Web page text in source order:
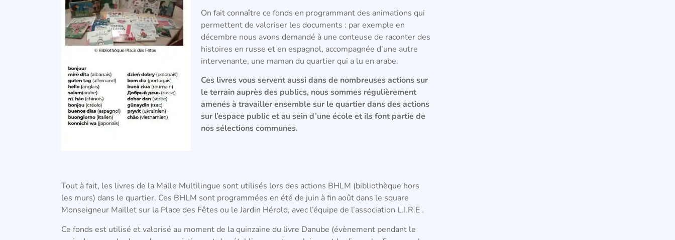
On fait connaître ce fonds en programmant des animations qui
permettent de valoriser les documents : par exemple en
décembre nous avons demandé à une conteuse de raconter des
histoires en russe et en espagnol, accompagnée d’une autre
intervenante, une maman du quartier qui a lu en arabe.
Ces livres vous servent aussi dans de nombreuses actions sur
le terrain auprès des publics, nous sommes régulièrement
amenés à travailler ensemble sur le quartier dans des actions
sur l’espace public et au sein d’une école et ils font partie de
nos sélections communes.
Tout à fait, les livres de la Malle Multilingue sont utilisés lors des actions BHLM (bibliothèque hors
les murs) dans le quartier. Ces BHLM sont programmées en été de juin à fin août dans le square
Monseigneur Maillet sur la Place des Fêtes ou le Jardin Hérold, avec l’équipe de l’association L.I.R.E .
Ce fonds est utilisé et valorisé au moment de la quinzaine du livre Danube (évènement pendant le